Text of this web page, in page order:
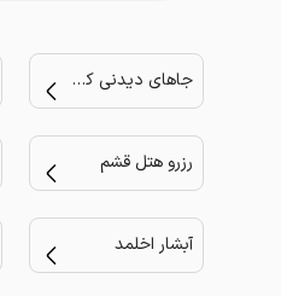
جاهای دیدنی کیش
رزرو هتل قشم
آبشار اخلمد